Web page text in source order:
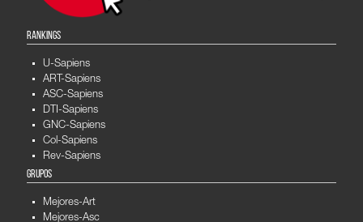
RANKINGS
U-Sapiens
ART-Sapiens
ASC-Sapiens
DTI-Sapiens
GNC-Sapiens
Col-Sapiens
Rev-Sapiens
GRUPOS
Mejores-Art
Mejores-Asc